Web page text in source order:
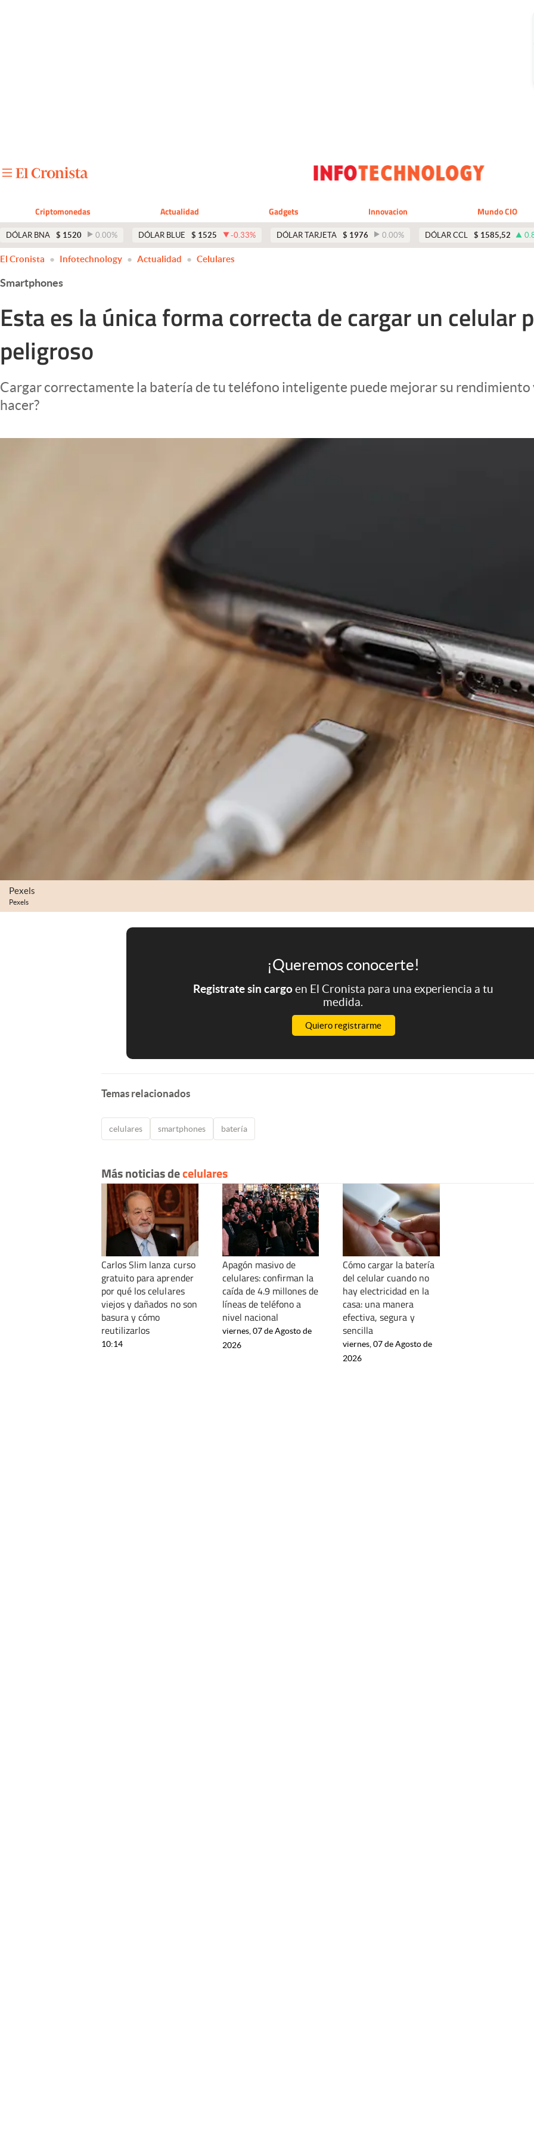
Apertura
Clima
Mundial 2026
Eventos Corporativos
El Cronista Studio
Mediakit
Criptomonedas Actualidad Gadgets Innovacion Mundo CIO
DÓLAR BNA $ 1520 0.00% DÓLAR BLUE $ 1525 -0.33% DÓLAR TARJETA $ 1976 0.00% DÓLAR CCL $ 1585,52
El Cronista Infotechnology Actualidad Celulares
Smartphones
Esta es la única forma correcta de cargar un celular
peligroso
Cargar correctamente la batería de tu teléfono inteligente puede mejorar su rendimiento
hacer?
Pexels
Pexels
¡Queremos conocerte!
Registrate sin cargoen El Cronista para una experiencia a tu
medida.
Quiero registrarme
Temas relacionados
celulares smartphones batería
Más noticias decelulares
Carlos Slim lanza curso
gratuito para aprender
por qué los celulares
viejos y dañados no son
basura y cómo
reutilizarlos
10:14
Apagón masivo de
celulares: confirman la
caída de 4.9 millones de
líneas de teléfono a
nivel nacional
viernes, 07 de Agosto de
2026
Cómo cargar la batería
del celular cuando no
hay electricidad en la
casa: una manera
efectiva, segura y
sencilla
viernes, 07 de Agosto de
2026